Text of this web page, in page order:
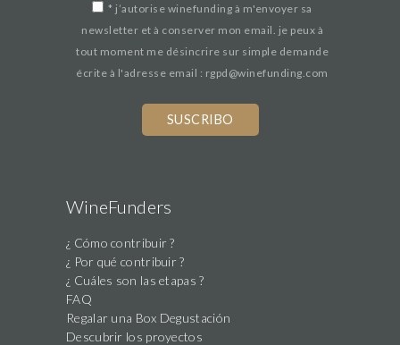
* j’autorise winefunding à m'envoyer sa
newsletter et à conserver mon email. je peux à
tout moment me désincrire sur simple demande
écrite à l'adresse email : rgpd@winefunding.com
WineFunders
¿ Cómo contribuir ?
¿ Por qué contribuir ?
¿ Cuáles son las etapas ?
FAQ
Regalar una Box Degustación
Descubrir los proyectos